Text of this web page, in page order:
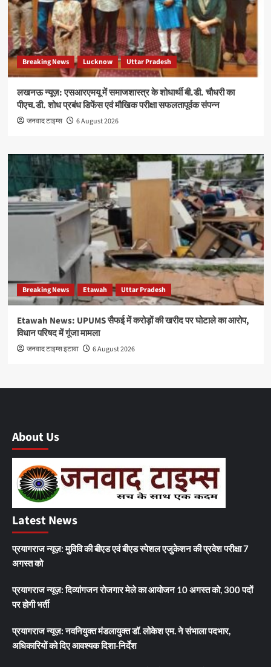
Breaking News Lucknow Uttar Pradesh
लखनऊ न्यूज़: एसआरएमयू में समाजशास्त्र के शोधार्थी बी.डी. चौधरी का
पीएच.डी. शोध प्रबंध डिफेंस एवं मौखिक परीक्षा सफलतापूर्वक संपन्न
जनवाद टाइम्स 6 August 2026
Breaking News Etawah Uttar Pradesh
Etawah News: UPUMS सैफई में करोड़ों की खरीद पर घोटाले का आरोप,
विधान परिषद में गूंजा मामला
जनवाद टाइम्स इटावा 6 August 2026
About Us
Latest News
प्रयागराज न्यूज़: मुविवि की बीएड एवं बीएड स्पेशल एजुकेशन की प्रवेश परीक्षा 7
अगस्त को
प्रयागराज न्यूज़: दिव्यांगजन रोजगार मेले का आयोजन 10 अगस्त को, 300 पदों
पर होगी भर्ती
प्रयागराज न्यूज़: नवनियुक्त मंडलायुक्त डॉ. लोकेश एम. ने संभाला पदभार,
अधिकारियों को दिए आवश्यक दिशा-निर्देश